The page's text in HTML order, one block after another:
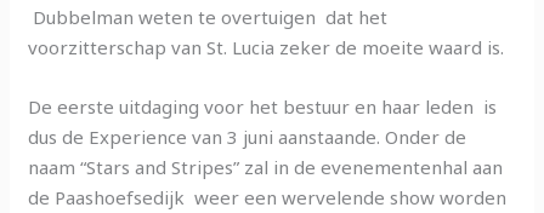
Dubbelman weten te overtuigen dat het
voorzitterschap van St. Lucia zeker de moeite waard is.
De eerste uitdaging voor het bestuur en haar leden is
dus de Experience van 3 juni aanstaande. Onder de
naam “Stars and Stripes” zal in de evenementenhal aan
de Paashoefsedijk weer een wervelende show worden